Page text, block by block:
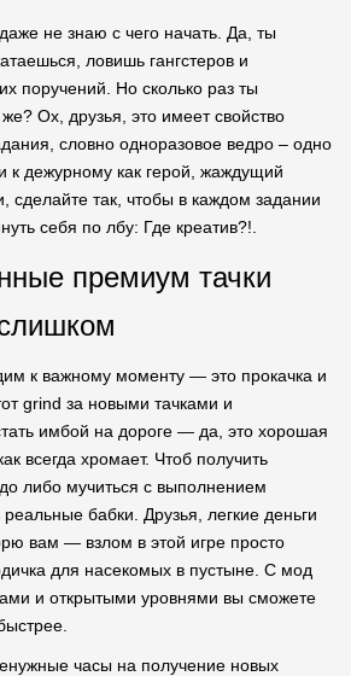
не знаю с чего начать. Да, ты
ловишь гангстеров и
поручений. Но сколько раз ты
Ох, друзья, это имеет свойство
словно одноразовое ведро – одно
к дежурному как герой, жаждущий
сделайте так, чтобы в каждом задании
себя по лбу: Где креатив?!.
премиум тачки
к важному моменту — это прокачка и
grind за новыми тачками и
имбой на дороге — да, это хорошая
всегда хромает. Чтоб получить
либо мучиться с выполнением
бабки. Друзья, легкие деньги
вам — взлом в этой игре просто
для насекомых в пустыне. С мод
и открытыми уровнями вы сможете
часы на получение новых